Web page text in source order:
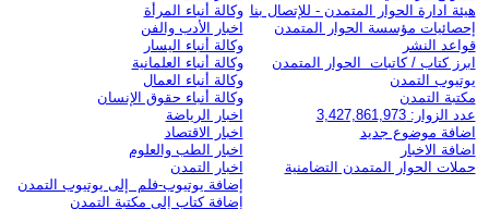
هيئة ادارة الحوار المتمدن - للإتصال بنا
إحصائيات مؤسسة الحوار المتمدن
قواعد النشر
ابرز كتاب / كاتبات الحوار المتمدن
يوتيوب التمدن
مكتبة التمدن
عدد الزوار: 3,427,861,973
اضافة موضوع جديد
اضافة الاخبار
حملات الحوار المتمدن التضامنية
وكالة أنباء المرأة
اخبار الأدب والفن
وكالة أنباء اليسار
وكالة أنباء العلمانية
وكالة أنباء العمال
وكالة أنباء حقوق الإنسان
اخبار الرياضة
اخبار الاقتصاد
اخبار الطب والعلوم
اخبار التمدن
إضافة يوتيوب-فلم إلى يوتيوب التمدن
إضافة كتاب إلى مكتبة التمدن